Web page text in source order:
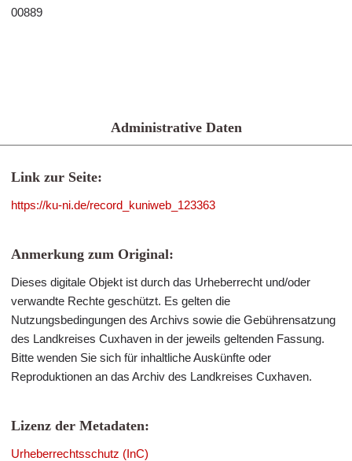
00889
Administrative Daten
Link zur Seite:
https://ku-ni.de/record_kuniweb_123363
Anmerkung zum Original:
Dieses digitale Objekt ist durch das Urheberrecht und/oder
verwandte Rechte geschützt. Es gelten die
Nutzungsbedingungen des Archivs sowie die Gebührensatzung
des Landkreises Cuxhaven in der jeweils geltenden Fassung.
Bitte wenden Sie sich für inhaltliche Auskünfte oder
Reproduktionen an das Archiv des Landkreises Cuxhaven.
Lizenz der Metadaten:
Urheberrechtsschutz (InC)